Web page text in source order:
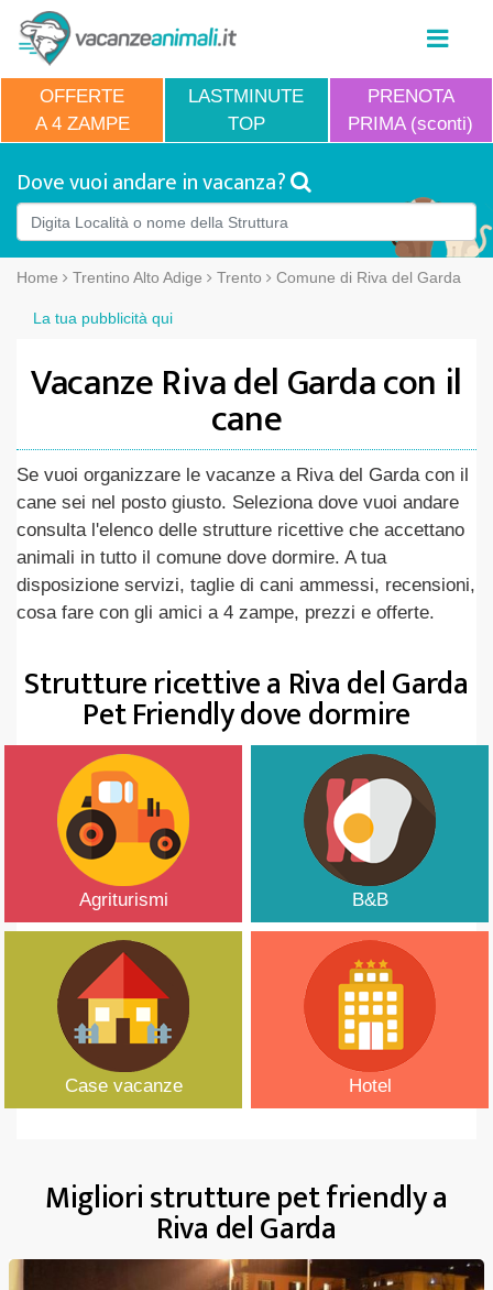
OFFERTE
A 4 ZAMPE
LASTMINUTE
TOP
PRENOTA
PRIMA (sconti)
Dove vuoi andare in vacanza?
Home Trentino Alto Adige Trento Comune di Riva del Garda
La tua pubblicità qui
Vacanze Riva del Garda con il
cane
Se vuoi organizzare le vacanze a Riva del Garda con il
cane sei nel posto giusto. Seleziona dove vuoi andare
consulta l'elenco delle strutture ricettive che accettano
animali in tutto il comune dove dormire. A tua
disposizione servizi, taglie di cani ammessi, recensioni,
cosa fare con gli amici a 4 zampe, prezzi e offerte.
Strutture ricettive a Riva del Garda
Pet Friendly dove dormire
Agriturismi B&B
Case vacanze Hotel
Migliori strutture pet friendly a
Riva del Garda